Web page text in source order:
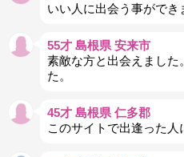
いい人に出会う事ができ
55才 島根県 安来市
素敵な方と出会えました
た。
45才 島根県 仁多郡
このサイトで出逢った人